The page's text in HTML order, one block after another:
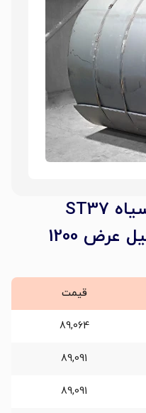
ورق سیاه ST37
قطعات ضخامت 20 میل عرض 1200
قیمت
89,064
89,091
89,091